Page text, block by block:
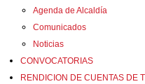
Agenda de Alcaldía
Comunicados
Noticias
CONVOCATORIAS
RENDICION DE CUENTAS DE